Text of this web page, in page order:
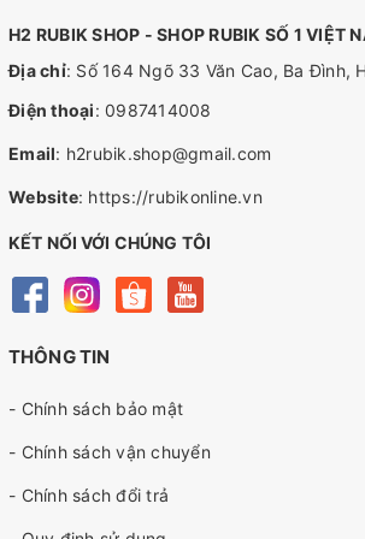
H2 RUBIK SHOP - SHOP RUBIK SỐ 1 VIỆT
Địa chỉ: Số 164 Ngõ 33 Văn Cao, Ba Đình,
Điện thoại: 0987414008
Email: h2rubik.shop@gmail.com
Website: https://rubikonline.vn
KẾT NỐI VỚI CHÚNG TÔI
THÔNG TIN
- Chính sách bảo mật
- Chính sách vận chuyển
- Chính sách đổi trả